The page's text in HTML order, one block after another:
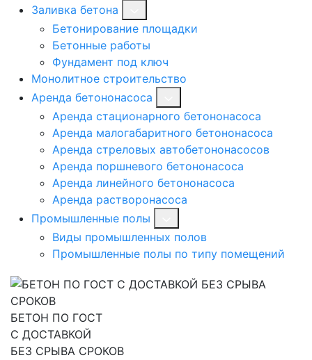
Заливка бетона
Бетонирование площадки
Бетонные работы
Фундамент под ключ
Монолитное строительство
Аренда бетононасоса
Аренда стационарного бетононасоса
Аренда малогабаритного бетононасоса
Аренда стреловых автобетононасосов
Аренда поршневого бетононасоса
Аренда линейного бетононасоса
Аренда растворонасоса
Промышленные полы
Виды промышленных полов
Промышленные полы по типу помещений
БЕТОН ПО ГОСТ
С ДОСТАВКОЙ
БЕЗ СРЫВА СРОКОВ